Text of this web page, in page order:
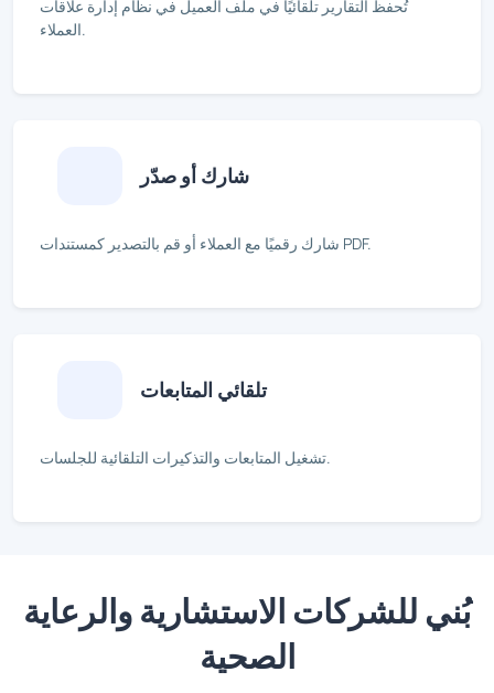
تُحفظ التقارير تلقائيًا في ملف العميل في نظام إدارة علاقات
العملاء.
شارك أو صدّر
شارك رقميًا مع العملاء أو قم بالتصدير كمستندات PDF.
تلقائي المتابعات
تشغيل المتابعات والتذكيرات التلقائية للجلسات.
بُني للشركات الاستشارية والرعاية
الصحية